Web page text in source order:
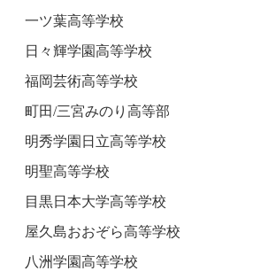
一ツ葉高等学校
日々輝学園高等学校
福岡芸術高等学校
町田/三宮みのり高等部
明秀学園日立高等学校
明聖高等学校
目黒日本大学高等学校
屋久島おおぞら高等学校
八洲学園高等学校